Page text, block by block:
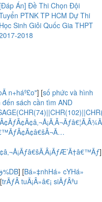
[Đáp Án] Đề Thi Chọn Đội
PTNK TP HCM Dự Thi
Học Sinh Giỏi Quốc Gia THPT
2018
n+háº£o"] [số phức và hình
sách cần tìm AND
]
%A7%E0%A7%E1%A7ѧէ%E9%A7ڧ%DB] [Bá»‡nhHá» cYHá»
[trÃƒÂ tuÃ¡Â»â€¡ siÃƒÂªu